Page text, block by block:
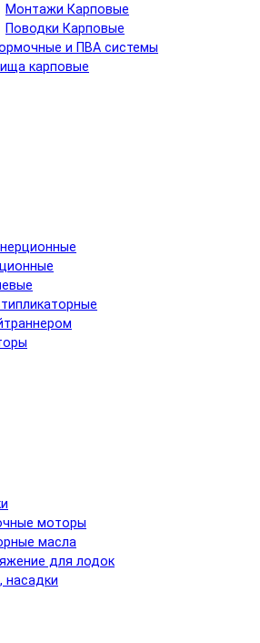
Монтажи Карповые
Поводки Карповые
и ПВА системы
карповые
моторы
масла
для лодок
насадки